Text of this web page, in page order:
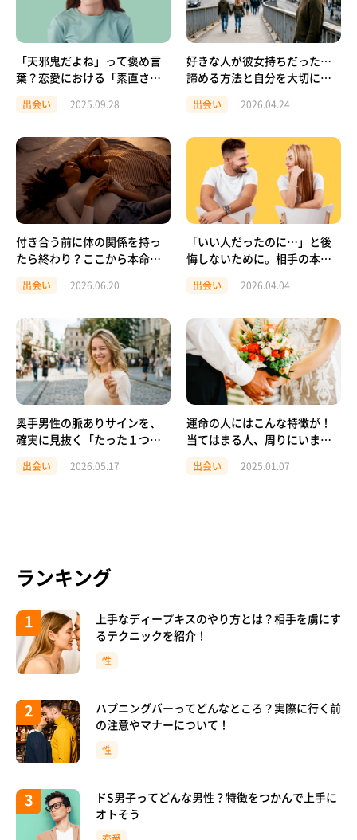
「天邪鬼だよね」って褒め言
葉？恋愛における「素直さ」
出会い 2025.09.28
好きな人が彼女持ちだった…
諦める方法と自分を大切にす
出会い 2026.04.24
付き合う前に体の関係を持っ
たら終わり？ここから本命彼
出会い 2026.06.20
「いい人だったのに…」と後
悔しないために。相手の本当
のコツ
出会い 2026.04.04
奥手男性の脈ありサインを、
確実に見抜く「たった１つ」
出会い 2026.05.17
運命の人にはこんな特徴が！
当てはまる人、周りにいませ
出会い 2025.01.07
ランキング
上手なディープキスのやり方とは？相手を虜にす
るテクニックを紹介！
性
ハプニングバーってどんなところ？実際に行く前
の注意やマナーについて！
性
ドS男子ってどんな男性？特徴をつかんで上手に
オトそう